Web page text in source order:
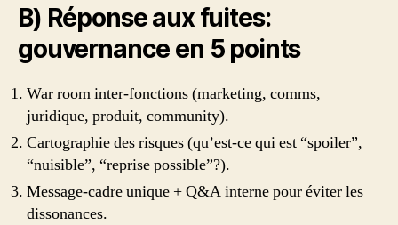
B) Réponse aux fuites:
gouvernance en 5 points
War room inter-fonctions (marketing, comms,
juridique, produit, community).
Cartographie des risques (qu’est-ce qui est “spoiler”,
“nuisible”, “reprise possible”?).
Message-cadre unique + Q&A interne pour éviter les
dissonances.